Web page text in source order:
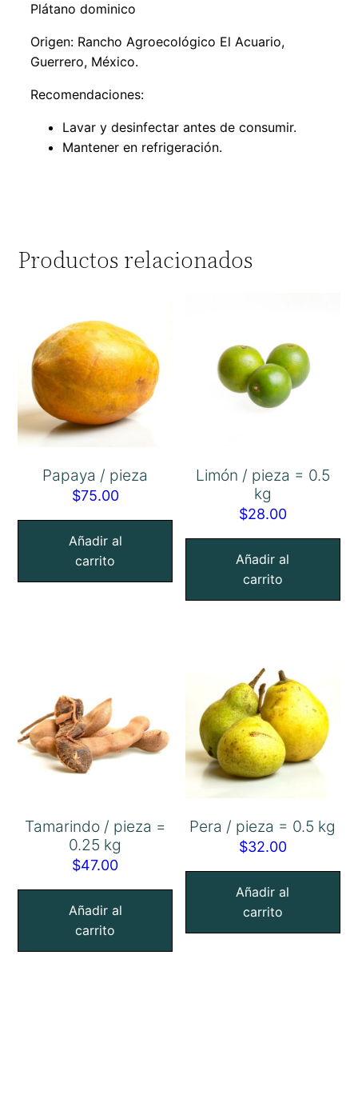
Plátano dominico
Origen: Rancho Agroecológico El Acuario,
Guerrero, México.
Recomendaciones:
Lavar y desinfectar antes de consumir.
Mantener en refrigeración.
Productos relacionados
Papaya / pieza
$75.00
Añadir al
carrito
Limón / pieza = 0.5
kg
$28.00
Añadir al
carrito
Tamarindo / pieza =
0.25 kg
$47.00
Añadir al
carrito
Pera / pieza = 0.5 kg
$32.00
Añadir al
carrito